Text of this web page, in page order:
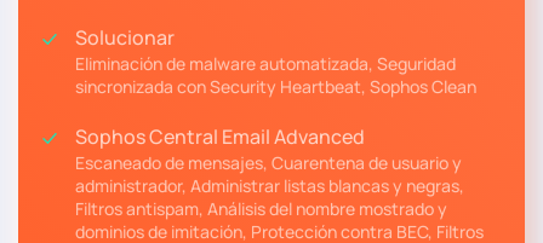
Solucionar
Eliminación de malware automatizada, Seguridad
sincronizada con Security Heartbeat, Sophos Clean
Sophos Central Email Advanced
Escaneado de mensajes, Cuarentena de usuario y
administrador, Administrar listas blancas y negras,
Filtros antispam, Análisis del nombre mostrado y
dominios de imitación, Protección contra BEC, Filtros